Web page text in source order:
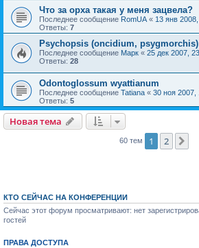
Что за орха такая у меня зацвела?
Последнее сообщение RomUA « 13 янв
Ответы: 7
Psychopsis (oncidium,
Последнее сообщение Марк « 25 дек 2007,
Ответы: 28
Odontoglossum wyattianum
Последнее сообщение Tatiana « 30 ноя 2007,
Ответы: 5
Новая тема
60 тем 1 2
КТО СЕЙЧАС НА КОНФЕРЕНЦИИ
Сейчас этот форум просматривают: нет
гостей
ПРАВА ДОСТУПА